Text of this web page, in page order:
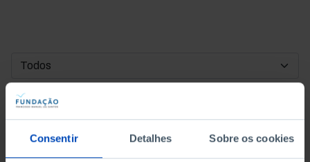
Consentir Detalhes Sobre os cookies
DATA DE INÍCIO
DATA DE FIM